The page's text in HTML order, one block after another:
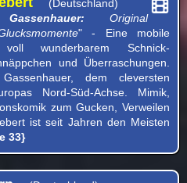
(Deutschland)
Original
" - Eine mobile
voll wunderbarem Schnick-
und Überraschungen.
dem cleversten
Nord-Süd-Achse. Mimik,
zum Gucken, Verweilen
ist seit Jahren den Meisten
33}